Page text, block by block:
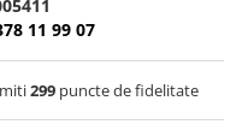
11 99 07
299 puncte de fidelitate